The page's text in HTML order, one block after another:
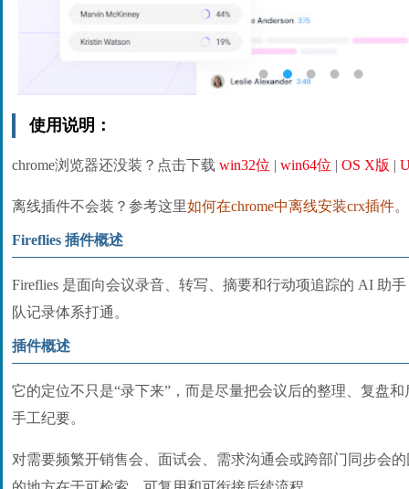
使用说明：
chrome浏览器还没装？点击下载 win32位 | win64位 | OS X版 |
离线插件不会装？参考这里如何在chrome中离线安装crx插件。
Fireflies 插件概述
Fireflies 是面向会议录音、转写、摘要和行动项追踪的 AI 助
队记录体系打通。
插件概述
它的定位不只是“录下来”，而是尽量把会议后的整理、复盘
手工纪要。
对需要频繁开销售会、面试会、需求沟通会或跨部门同步会